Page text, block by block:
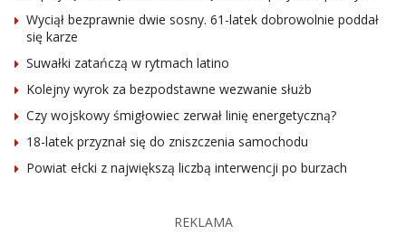
Wyciął bezprawnie dwie sosny. 61-latek dobrowolnie poddał
się karze
Suwałki zatańczą w rytmach latino
Kolejny wyrok za bezpodstawne wezwanie służb
Czy wojskowy śmigłowiec zerwał linię energetyczną?
18-latek przyznał się do zniszczenia samochodu
Powiat ełcki z największą liczbą interwencji po burzach
REKLAMA